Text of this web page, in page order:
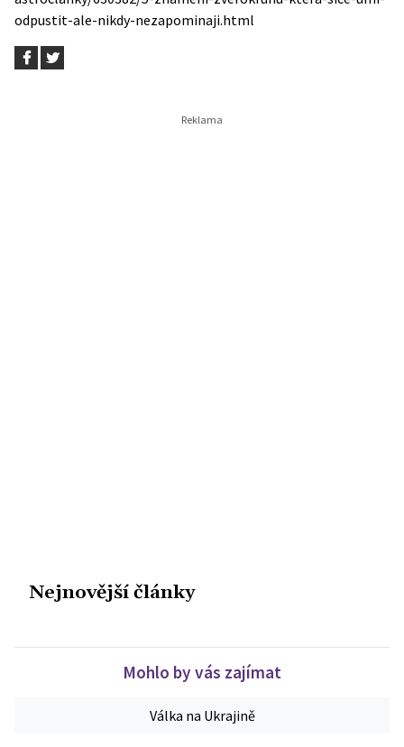
odpustit-ale-nikdy-nezapominaji.html
Nejnovější články
Mohlo by vás zajímat
Válka na Ukrajině